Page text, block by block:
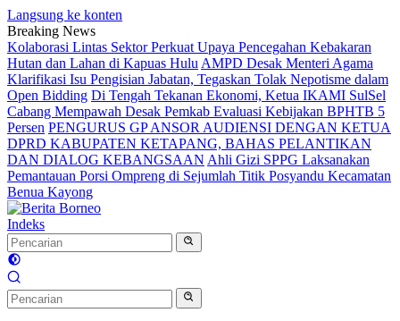
Langsung ke konten
Breaking News
Kolaborasi Lintas Sektor Perkuat Upaya Pencegahan Kebakaran
Hutan dan Lahan di Kapuas Hulu AMPD Desak Menteri Agama
Klarifikasi Isu Pengisian Jabatan, Tegaskan Tolak Nepotisme dalam
Open Bidding Di Tengah Tekanan Ekonomi, Ketua IKAMI SulSel
Cabang Mempawah Desak Pemkab Evaluasi Kebijakan BPHTB 5
Persen PENGURUS GP ANSOR AUDIENSI DENGAN KETUA
DPRD KABUPATEN KETAPANG, BAHAS PELANTIKAN
DAN DIALOG KEBANGSAAN Ahli Gizi SPPG Laksanakan
Pemantauan Porsi Ompreng di Sejumlah Titik Posyandu Kecamatan
Benua Kayong
Indeks